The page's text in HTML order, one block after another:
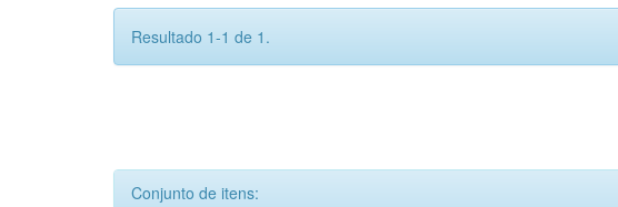
Resultado 1-1 de 1.
Conjunto de itens: